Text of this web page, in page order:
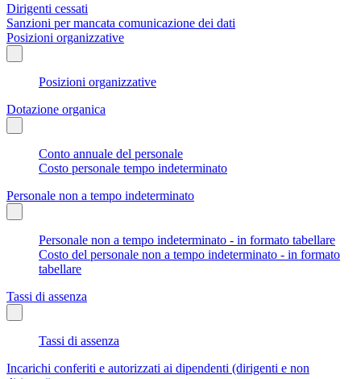
Dirigenti cessati
Sanzioni per mancata comunicazione dei dati
Posizioni organizzative
Posizioni organizzative
Dotazione organica
Conto annuale del personale
Costo personale tempo indeterminato
Personale non a tempo indeterminato
Personale non a tempo indeterminato - in formato tabellare
Costo del personale non a tempo indeterminato - in formato
tabellare
Tassi di assenza
Tassi di assenza
Incarichi conferiti e autorizzati ai dipendenti (dirigenti e non